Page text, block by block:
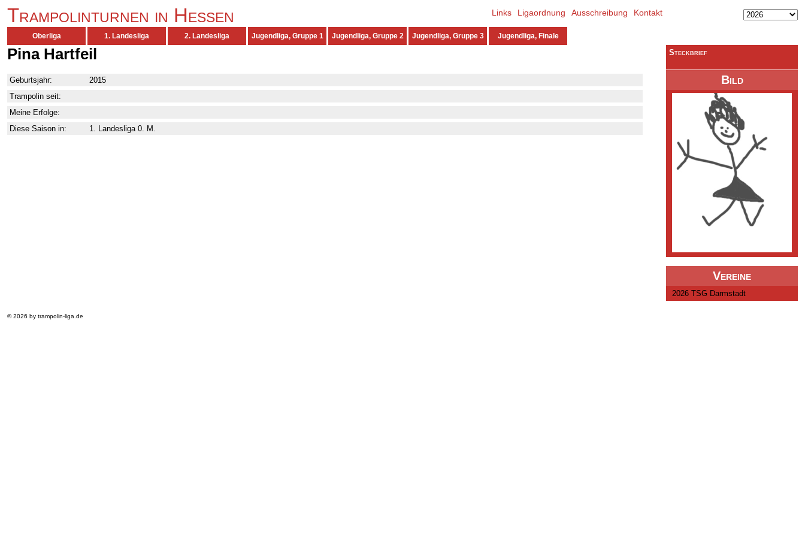
Trampolinturnen in Hessen Links Ligaordnung Ausschreibung Kontakt
Oberliga 1. Landesliga 2. Landesliga Jugendliga, Gruppe 1 Jugendliga, Gruppe 2 Jugendliga, Gruppe 3 Jugendliga, Finale
Pina Hartfeil
Bild
Vereine
2026 TSG Darmstadt
Steckbrief
Geburtsjahr:
2015
Trampolin seit:
Meine Erfolge:
Diese Saison in:
1. Landesliga 0. M.
© 2026 by trampolin-liga.de